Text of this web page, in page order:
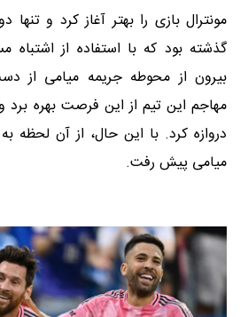
مونترال بازی را بهتر آغاز کرد و تنها
گذشته بود که با استفاده از
بیرون از محوطه جریمه میامی از
مهاجم این تیم از این فرصت بهره برد
دروازه کرد. با این حال، از آن لحظه
میامی پیش رفت.